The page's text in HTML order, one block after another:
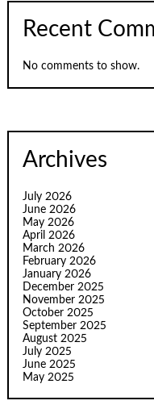
Recent
No comments to show.
Archives
July 2026
June 2026
May 2026
April 2026
March 2026
February 2026
January 2026
December 2025
November 2025
October 2025
September 2025
August 2025
July 2025
June 2025
May 2025